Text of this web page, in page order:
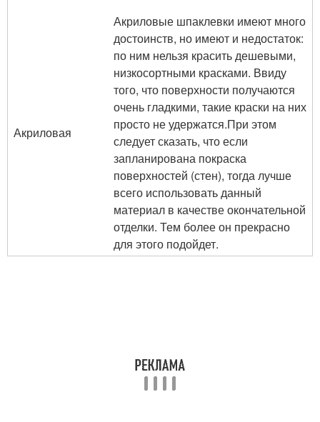
Акриловая
Акриловые шпаклевки имеют много
достоинств, но имеют и недостаток:
по ним нельзя красить дешевыми,
низкосортными красками. Ввиду
того, что поверхности получаются
очень гладкими, такие краски на них
просто не удержатся.При этом
следует сказать, что если
запланирована покраска
поверхностей (стен), тогда лучше
всего использовать данный
материал в качестве окончательной
отделки. Тем более он прекрасно
для этого подойдет.